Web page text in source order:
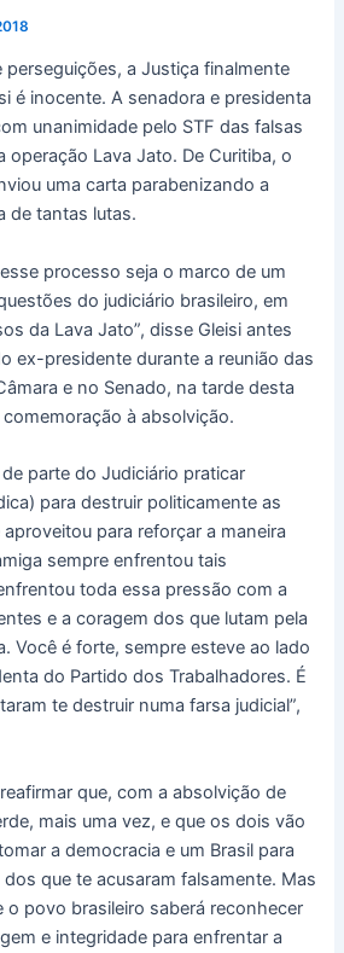
a Justiça finalmente
é inocente. A senadora e presidenta
unanimidade pelo STF das falsas
operação Lava Jato. De Curitiba, o
uma carta parabenizando a
de tantas lutas.
processo seja o marco de um
do judiciário brasileiro, em
da Lava Jato”, disse Gleisi antes
ex-presidente durante a reunião das
e no Senado, na tarde desta
à absolvição.
parte do Judiciário praticar
para destruir politicamente as
para reforçar a maneira
sempre enfrentou tais
toda essa pressão com a
e a coragem dos que lutam pela
Você é forte, sempre esteve ao lado
do Partido dos Trabalhadores. É
te destruir numa farsa judicial”,
que, com a absolvição de
mais uma vez, e que os dois vão
a democracia e um Brasil para
que te acusaram falsamente. Mas
o povo brasileiro saberá reconhecer
e integridade para enfrentar a